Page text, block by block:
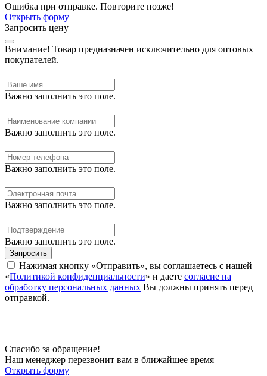
Ошибка при отправке. Повторите позже!
Открыть форму
Запросить цену
Внимание! Товар предназначен исключительно для оптовых
покупателей.
Важно заполнить это поле.
Важно заполнить это поле.
Важно заполнить это поле.
Важно заполнить это поле.
Важно заполнить это поле.
Запросить
Нажимая кнопку «Отправить», вы соглашаетесь с нашей
«Политикой конфиденциальности» и даете согласие на
обработку персональных данных Вы должны принять перед
отправкой.
Спасибо за обращение!
Наш менеджер перезвонит вам в ближайшее время
Открыть форму